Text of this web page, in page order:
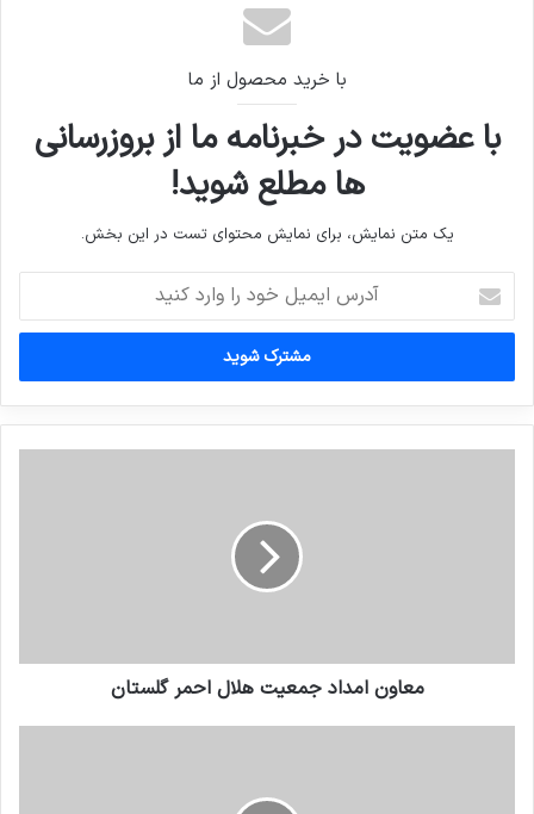
با خرید محصول از ما
با عضویت در خبرنامه ما از بروزرسانی
ها مطلع شوید!
یک متن نمایش، برای نمایش محتوای تست در این بخش.
ایمیل
خود
وارد
کنید
معاون امداد جمعیت هلال احمر گلستان